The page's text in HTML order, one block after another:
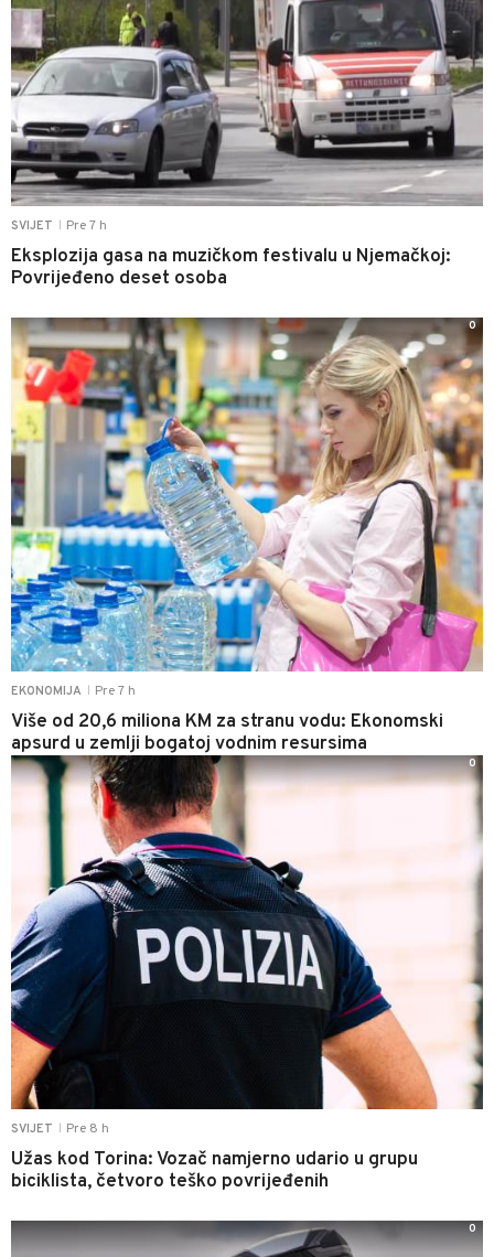
SVIJET Pre 7 h
Eksplozija gasa na muzičkom festivalu u Njemačkoj:
Povrijeđeno deset osoba
EKONOMIJA Pre 7 h
Više od 20,6 miliona KM za stranu vodu: Ekonomski
apsurd u zemlji bogatoj vodnim resursima
0
SVIJET Pre 8 h
Užas kod Torina: Vozač namjerno udario u grupu
biciklista, četvoro teško povrijeđenih
0
0